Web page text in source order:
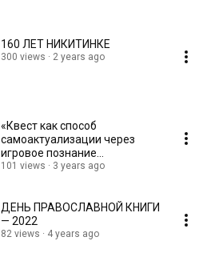
160 ЛЕТ НИКИТИНКЕ
300 views 2 years ago
«Квест как способ
самоактуализации через
игровое познание
литературной вселенной»
101 views 3 years ago
ДЕНЬ ПРАВОСЛАВНОЙ КНИГИ
— 2022
82 views 4 years ago